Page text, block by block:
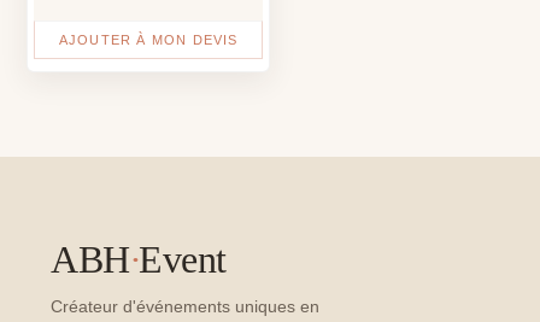
AJOUTER À MON DEVIS
ABH·Event
Créateur d'événements uniques en